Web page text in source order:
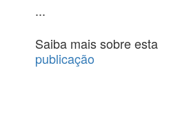
...
Saiba mais sobre esta
publicação